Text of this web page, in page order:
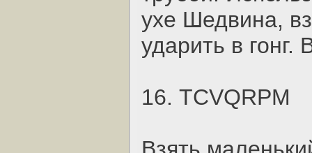
ухе Шедвина,
ударить в гонг.
16. TCVQRPM